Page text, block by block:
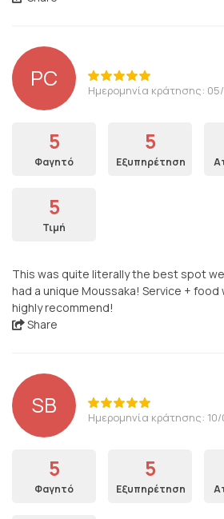
PC Ημερομηνία κράτησης:
5
Φαγητό
5
Εξυπηρέτηση
5
Τιμή
This was quite literally the best spot
had a unique Moussaka! Service + food
highly recommend!
Share
SB Ημερομηνία κράτησης:
5
Φαγητό
5
Εξυπηρέτηση